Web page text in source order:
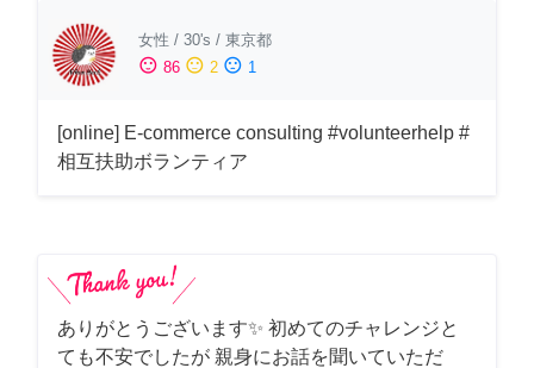
女性 / 30's / 東京都
sentiment_satisfied 86 sentiment_neutral 2 sentiment_dissatisfied 1
[online] E-commerce consulting #volunteerhelp #
相互扶助ボランティア
ありがとうございます✨ 初めてのチャレンジと
ても不安でしたが 親身にお話を聞いていただ